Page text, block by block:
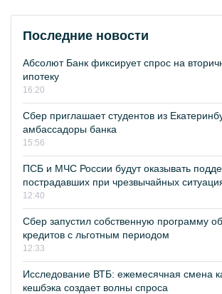
Последние новости
Абсолют Банк фиксирует спрос на
ипотеку
16:20
Сбер приглашает студентов из
амбассадоры банка
15:56
ПСБ и МЧС России будут оказывать
пострадавших при чрезвычайных
12:40
Сбер запустил собственную программу
кредитов с льготным периодом
12:33
Исследование ВТБ: ежемесячная смена
кешбэка создает волны спроса